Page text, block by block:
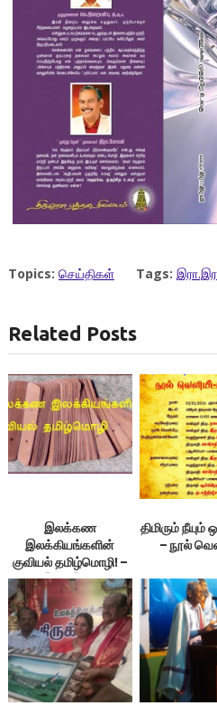
Topics: செய்திகள் Tags:
Related Posts
இலக்கண
இலக்கியங்களின்
குவியல் தமிழ்மொழி! –
இரா. இரவி
திமிரும் நீயும்
– நூல்